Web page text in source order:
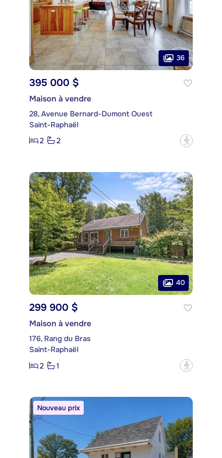
36
395 000 $
Maison à vendre
28, Avenue Bernard-Dumont Ouest
Saint-Raphaël
2
2 ?
40
299 900 $
Maison à vendre
176, Rang du Bras
Saint-Raphaël
2
1 ?
Nouveau prix